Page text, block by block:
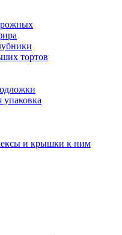
тортов
и крышки к ним